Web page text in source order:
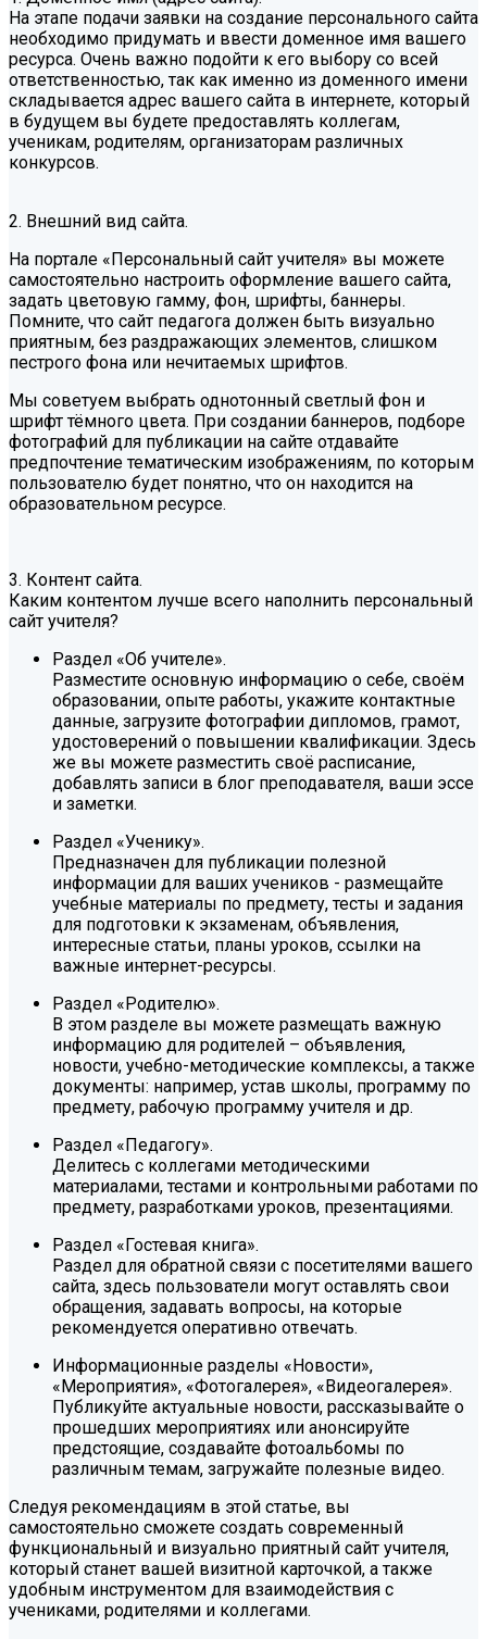
На этапе подачи заявки на создание персонального сайта
необходимо придумать и ввести доменное имя вашего
ресурса. Очень важно подойти к его выбору со всей
ответственностью, так как именно из доменного имени
складывается адрес вашего сайта в интернете, который
в будущем вы будете предоставлять коллегам,
ученикам, родителям, организаторам различных
конкурсов.
2. Внешний вид сайта.
На портале «Персональный сайт учителя» вы можете
самостоятельно настроить оформление вашего сайта,
задать цветовую гамму, фон, шрифты, баннеры.
Помните, что сайт педагога должен быть визуально
приятным, без раздражающих элементов, слишком
пестрого фона или нечитаемых шрифтов.
Мы советуем выбрать однотонный светлый фон и
шрифт тёмного цвета. При создании баннеров, подборе
фотографий для публикации на сайте отдавайте
предпочтение тематическим изображениям, по которым
пользователю будет понятно, что он находится на
образовательном ресурсе.
3. Контент сайта.
Каким контентом лучше всего наполнить персональный
сайт учителя?
Раздел «Об учителе».
Разместите основную информацию о себе, своём
образовании, опыте работы, укажите контактные
данные, загрузите фотографии дипломов, грамот,
удостоверений о повышении квалификации. Здесь
же вы можете разместить своё расписание,
добавлять записи в блог преподавателя, ваши эссе
и заметки.
Раздел «Ученику».
Предназначен для публикации полезной
информации для ваших учеников - размещайте
учебные материалы по предмету, тесты и задания
для подготовки к экзаменам, объявления,
интересные статьи, планы уроков, ссылки на
важные интернет-ресурсы.
Раздел «Родителю».
В этом разделе вы можете размещать важную
информацию для родителей – объявления,
новости, учебно-методические комплексы, а также
документы: например, устав школы, программу по
предмету, рабочую программу учителя и др.
Раздел «Педагогу».
Делитесь с коллегами методическими
материалами, тестами и контрольными работами по
предмету, разработками уроков, презентациями.
Раздел «Гостевая книга».
Раздел для обратной связи с посетителями вашего
сайта, здесь пользователи могут оставлять свои
обращения, задавать вопросы, на которые
рекомендуется оперативно отвечать.
Информационные разделы «Новости»,
«Мероприятия», «Фотогалерея», «Видеогалерея».
Публикуйте актуальные новости, рассказывайте о
прошедших мероприятиях или анонсируйте
предстоящие, создавайте фотоальбомы по
различным темам, загружайте полезные видео.
Следуя рекомендациям в этой статье, вы
самостоятельно сможете создать современный
функциональный и визуально приятный сайт учителя,
который станет вашей визитной карточкой, а также
удобным инструментом для взаимодействия с
учениками, родителями и коллегами.